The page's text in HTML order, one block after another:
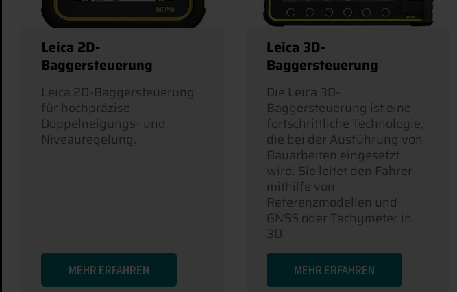
Leica 2D-
Baggersteuerung
Leica 2D-Baggersteuerung
für hochpräzise
Doppelneigungs- und
Niveauregelung.
MEHR ERFAHREN
Leica 3D-
Baggersteuerung
Die Leica 3D-
Baggersteuerung ist eine
fortschrittliche Technologie,
die bei der Ausführung von
Bauarbeiten eingesetzt
wird. Sie leitet den Fahrer
mithilfe von
Referenzmodellen und
GNSS oder Tachymeter in
3D.
MEHR ERFAHREN